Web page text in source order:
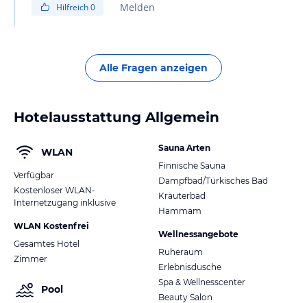
Hilfreich0 Melden
Alle Fragen anzeigen
Hotelausstattung Allgemein
WLAN
Verfügbar
Kostenloser WLAN-
Internetzugang inklusive
WLAN Kostenfrei
Gesamtes Hotel
Zimmer
Pool
Sauna Arten
Finnische Sauna
Dampfbad/Türkisches Bad
Kräuterbad
Hammam
Wellnessangebote
Ruheraum
Erlebnisdusche
Spa & Wellnesscenter
Beauty Salon